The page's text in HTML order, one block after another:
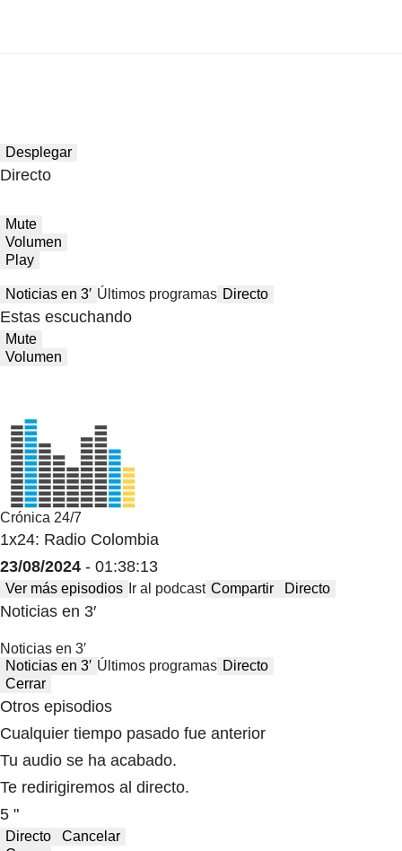
Desplegar
Directo
Mute
Volumen
Play
Noticias en 3′ Últimos programas Directo
Estas escuchando
Mute
Volumen
Crónica 24/7
1x24: Radio Colombia
23/08/2024 - 01:38:13
Ver más episodios Ir al podcast Compartir Directo
Noticias en 3′
Noticias en 3′
Noticias en 3′ Últimos programas Directo
Cerrar
Otros episodios
Cualquier tiempo pasado fue anterior
Tu audio se ha acabado.
Te redirigiremos al directo.
5 "
Directo
Cancelar